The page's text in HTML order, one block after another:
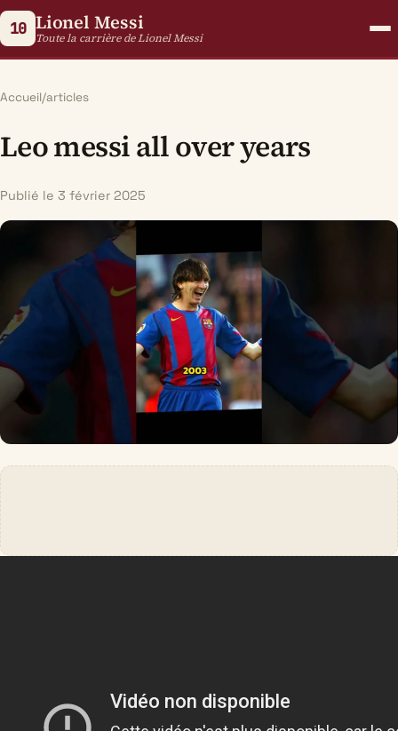
10 Lionel Messi
Toute la carrière de Lionel Messi
Accueil/articles
Leo messi all over years
Publié le 3 février 2025